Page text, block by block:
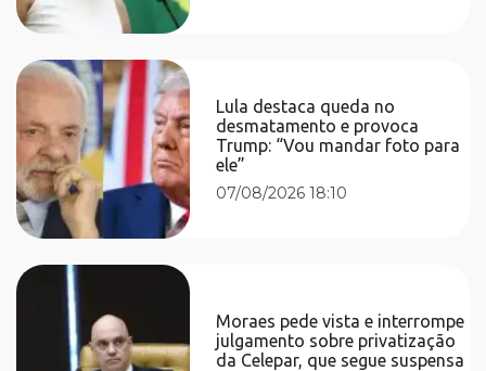
Lula destaca queda no
desmatamento e provoca
Trump: “Vou mandar foto para
ele”
07/08/2026 18:10
Moraes pede vista e interrompe
julgamento sobre privatização
da Celepar, que segue suspensa